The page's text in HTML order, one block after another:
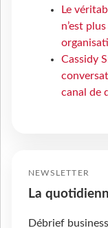
Le
n’est
Cassidy
canal de
NEWSLETTER
La
Débrief